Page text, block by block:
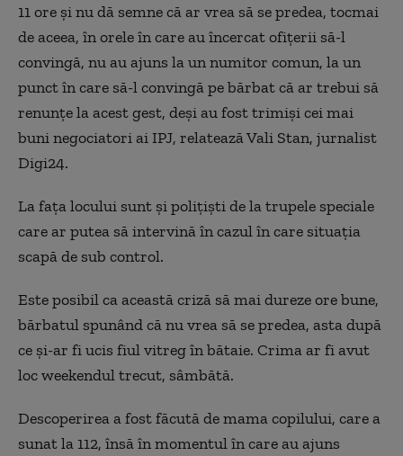
11 ore și nu dă semne că ar vrea să se predea, tocmai
de aceea, în orele în care au încercat ofițerii să-l
convingă, nu au ajuns la un numitor comun, la un
punct în care să-l convingă pe bărbat că ar trebui să
renunțe la acest gest, deși au fost trimiși cei mai
buni negociatori ai IPJ, relatează Vali Stan, jurnalist
Digi24.
La fața locului sunt și polițiști de la trupele speciale
care ar putea să intervină în cazul în care situația
scapă de sub control.
Este posibil ca această criză să mai dureze ore bune,
bărbatul spunând că nu vrea să se predea, asta după
ce și-ar fi ucis fiul vitreg în bătaie. Crima ar fi avut
loc weekendul trecut, sâmbătă.
Descoperirea a fost făcută de mama copilului, care a
sunat la 112, însă în momentul în care au ajuns